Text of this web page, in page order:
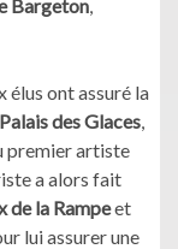
Bargeton,
élus ont assuré la
Palais des Glaces,
premier artiste
a alors fait
de la Rampeet
lui assurer une